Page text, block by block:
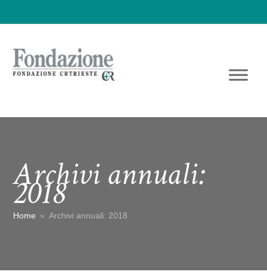
Archivi annuali:
2018
Home » Archivi annuali: 2018